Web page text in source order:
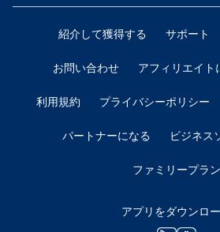
紹介して獲得する サポート
お問い合わせ アフィリエイト
利用規約 プライバシーポリシー
パートナーになる ビジネス
ファミリープラン
アプリをダウンロ